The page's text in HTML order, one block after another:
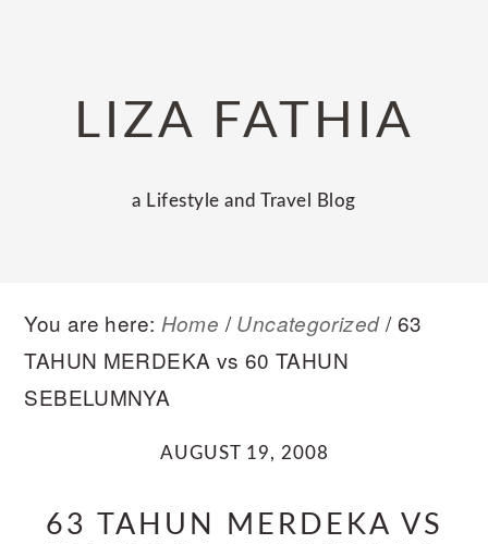
navigationLIZA FATHIA
a Lifestyle and Travel Blog
You are here: Home / Uncategorized /63
TAHUN MERDEKA vs 60 TAHUN
SEBELUMNYA
AUGUST 19, 2008
63 TAHUN MERDEKA VS